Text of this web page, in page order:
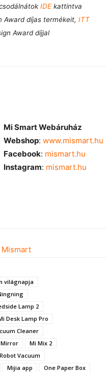
IDE kattintva
Award díjas termékeit, ITT
Award díjjal
Mi Smart Webáruház
Webshop: www.mismart.hu
Facebook: mismart.hu
Instagram: mismart.hu
Mismart
világnapja
Lamp 2
Desk Lamp Pro
Cleaner
Mirror
Mi Mix 2
Vacuum
Mijia app
One Paper Box